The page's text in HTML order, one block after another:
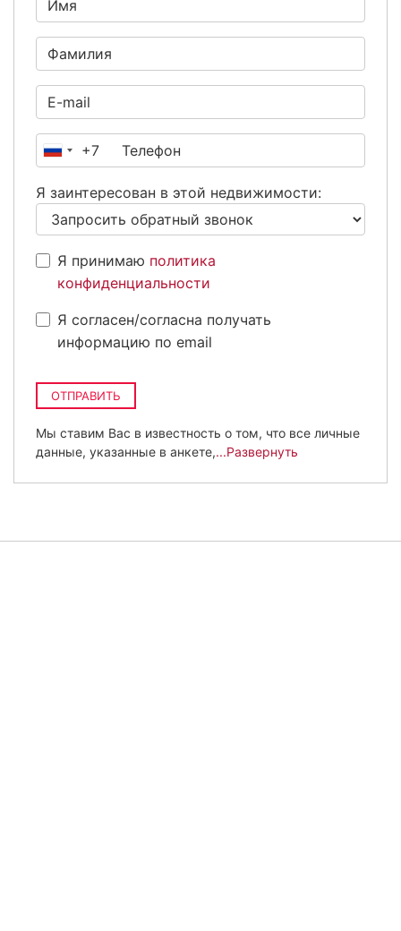
Россия
+7
Я заинтересован в этой недвижимости:
Я принимаю политика
конфиденциальности
Я согласен/согласна получать
информацию по email
ОТПРАВИТЬ
Мы ставим Вас в известность о том, что все личные
данные, указанные в анкете,...Развернуть